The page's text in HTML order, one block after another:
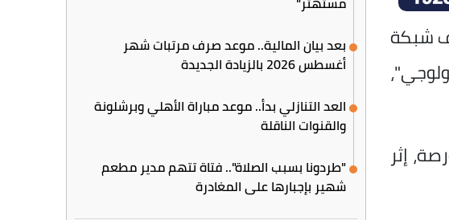
شبكة
إثر
بعد بيان المالية.. موعد صرف مرتبات شهر
أغسطس 2026 بالزيادة الجديدة
العد التنازلي بدأ.. موعد مباراة الأهلي وبرشلونة
والقنوات الناقلة
"طردونا بسبب الصلاة".. فتاة تتهم مدير مطعم
شهير بإجبارها على المغادرة